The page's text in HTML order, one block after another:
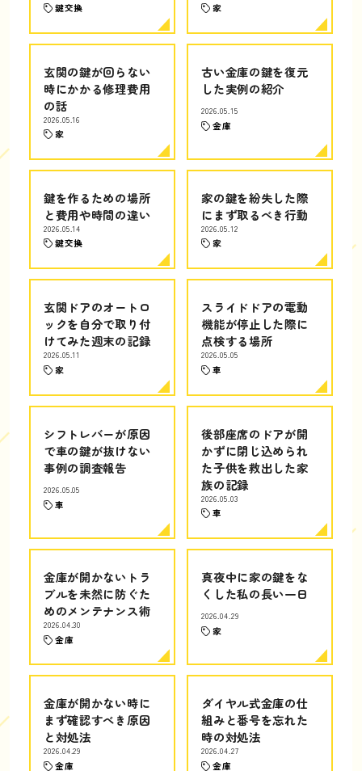
鍵交換 家
玄関の鍵が回らない
時にかかる修理費用
の話
2026.05.16
家
古い金庫の鍵を復元
した実例の紹介
2026.05.15
金庫
鍵を作るための場所
と費用や時間の違い
2026.05.14
鍵交換
家の鍵を紛失した際
にまず取るべき行動
2026.05.12
家
玄関ドアのオートロ
ックを自分で取り付
けてみた週末の記録
2026.05.11
家
スライドドアの電動
機能が停止した際に
点検する場所
2026.05.05
車
シフトレバーが原因
で車の鍵が抜けない
事例の調査報告
2026.05.05
車
後部座席のドアが開
かずに閉じ込められ
た子供を救出した家
族の記録
2026.05.03
車
金庫が開かないトラ
ブルを未然に防ぐた
めのメンテナンス術
2026.04.30
金庫
真夜中に家の鍵をな
くした私の長い一日
2026.04.29
家
金庫が開かない時に
まず確認すべき原因
と対処法
2026.04.29
金庫
ダイヤル式金庫の仕
組みと番号を忘れた
時の対処法
2026.04.27
金庫